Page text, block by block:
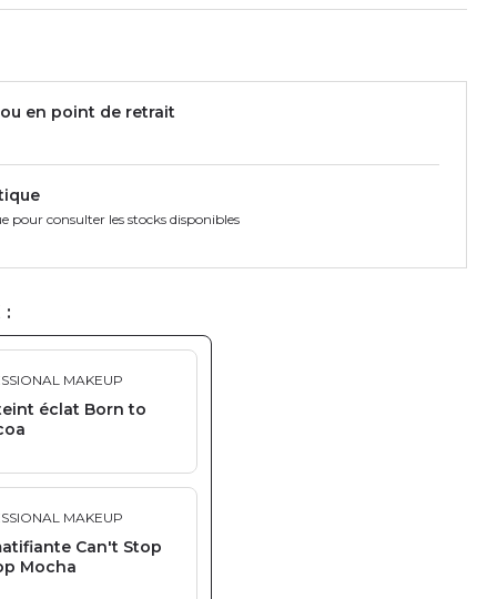
en point de retrait
pour consulter les stocks disponibles
:
MAKEUP
éclat Born to
MAKEUP
Can't Stop
Mocha